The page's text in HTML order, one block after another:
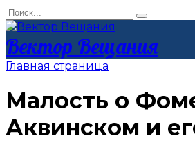
Перейти
к
контенту
Search
for:
Вектор Вещания
Главная страница
Малость о
Аквинском и